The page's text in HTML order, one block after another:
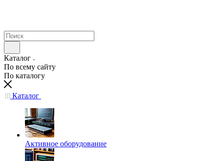
Каталог
По всему сайту
По каталогу
Каталог
Активное оборудование